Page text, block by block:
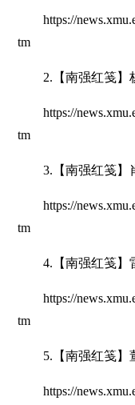
https://
tm
2.【南强红笺】
https://
tm
3.【南强红笺】
https://
tm
4.【南强红笺】
https://
tm
5.【南强红笺】
https://